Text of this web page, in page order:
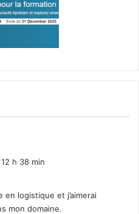
h 38 min
en logistique et j’aimerai
mon domaine.